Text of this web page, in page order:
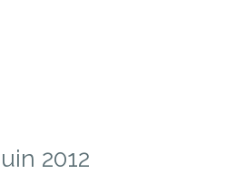
2012